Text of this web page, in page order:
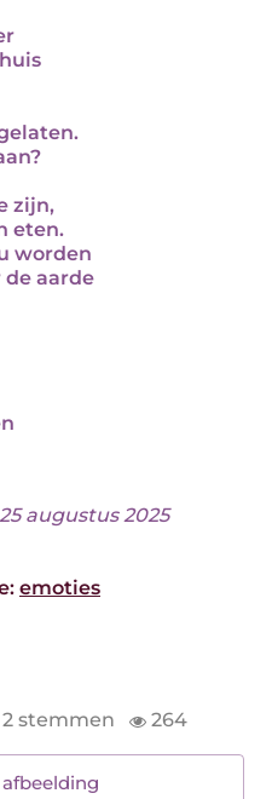
zijn,
eten.
worden
aarde
augustus 2025
emoties
stemmen 264